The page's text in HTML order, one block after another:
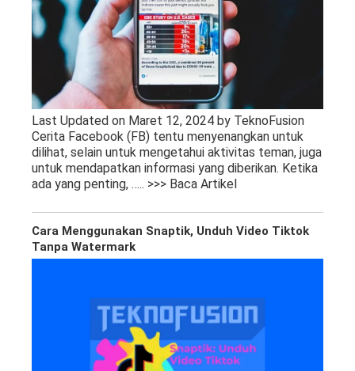
Last Updated on Maret 12, 2024 by TeknoFusion
Cerita Facebook (FB) tentu menyenangkan untuk
dilihat, selain untuk mengetahui aktivitas teman, juga
untuk mendapatkan informasi yang diberikan. Ketika
ada yang penting, ….. >>> Baca Artikel
Cara Menggunakan Snaptik, Unduh Video Tiktok
Tanpa Watermark